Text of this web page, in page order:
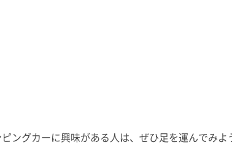
ングカーに興味がある人は、ぜひ足を運んでみよ